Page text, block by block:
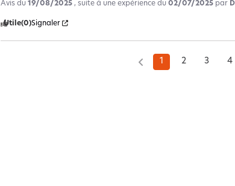
Avis du19/08/2025 , suite à une expérience du02/07/2025 par
Utile(0)Signaler
1 2 3 4